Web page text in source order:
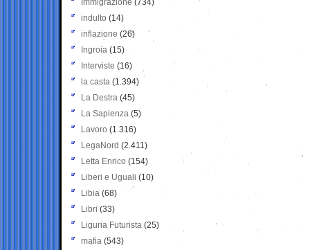
Immigrazione (734)
indulto (14)
inflazione (26)
Ingroia (15)
Interviste (16)
la casta (1.394)
La Destra (45)
La Sapienza (5)
Lavoro (1.316)
LegaNord (2.411)
Letta Enrico (154)
Liberi e Uguali (10)
Libia (68)
Libri (33)
Liguria Futurista (25)
mafia (543)